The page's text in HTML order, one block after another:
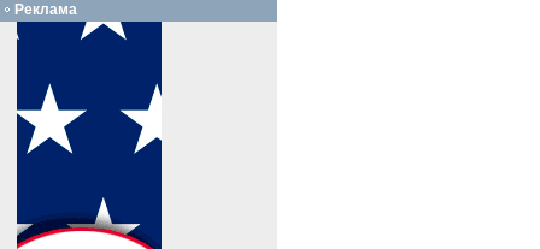
Реклама